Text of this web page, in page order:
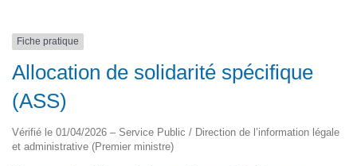
Fiche pratique
Allocation de solidarité spécifique
(ASS)
Vérifié le 01/04/2026 – Service Public / Direction de l’information légale
et administrative (Premier ministre)